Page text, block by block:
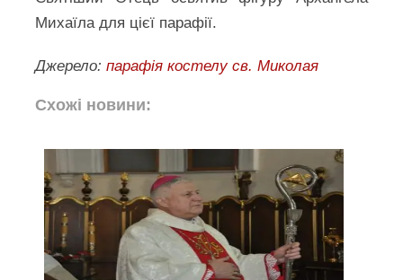
Михаїла для цієї парафії.
Джерело:парафія костелу св. Миколая
Схожі новини: